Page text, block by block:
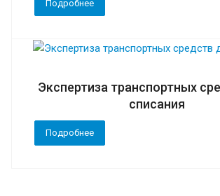
Подробнее
Экспертиза транспортных
списания
Подробнее